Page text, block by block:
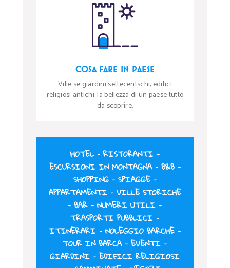
COSA FARE IN PAESE
Ville se giardini settecentschi, edifici
religiosi antichi, la bellezza di un paese tutto
da scoprire.
HOTEL– RISTORANTI–
ESCURSIONI IN MONTAGNA– B&B–
SHOPPING– SPIAGGE–
APPARTAMENTI– VILLE STORICHE
–BAR –NUMERI UTILI –
TRASPORTI PUBBLICI –
ITINERARI– NOLEGGIO BARCHE–
TOUR IN BARCA–EVENTI –
GIARDINI –EDIFICI RELIGIOSI